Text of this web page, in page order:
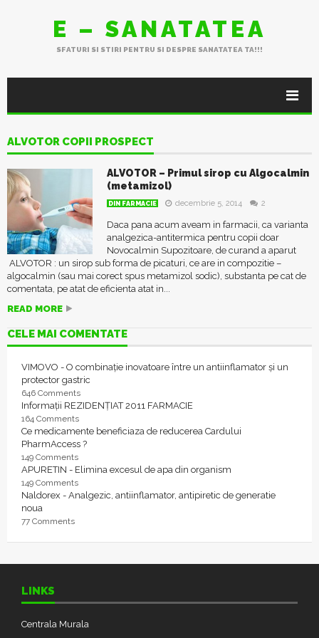
E – SANATATEA
SFATURI SI STIRI PENTRU SI DESPRE SANATATEA TA!!!
ALVOTOR COPII PROSPECT
ALVOTOR – Primul sirop cu Algocalmin
(metamizol)
DIN FARMACIE decembrie 5, 2014 2
Daca pana acum aveam in farmacii, ca varianta
analgezica-antitermica pentru copii doar
Novocalmin Supozitoare, de curand a aparut
ALVOTOR : un sirop sub forma de picaturi, ce are in compozitie –
algocalmin (sau mai corect spus metamizol sodic), substanta pe cat de
comentata, pe atat de eficienta atat in...
READ MORE
CELE MAI COMENTATE
VIMOVO - O combinație inovatoare între un antiinflamator și un
protector gastric
646 Comments
Informații REZIDENȚIAT 2011 FARMACIE
164 Comments
Ce medicamente beneficiaza de reducerea Cardului
PharmAccess ?
149 Comments
APURETIN - Elimina excesul de apa din organism
149 Comments
Naldorex - Analgezic, antiinflamator, antipiretic de generatie
noua
77 Comments
LINKS
Centrala Murala